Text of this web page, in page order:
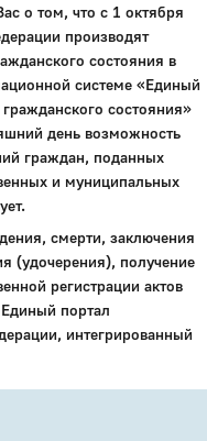
о том, что с 1 октября
производят
состояния в
системе «Единый
состояния»
день возможность
граждан, поданных
и муниципальных
смерти, заключения
(удочерения), получение
регистрации актов
портал
интегрированный